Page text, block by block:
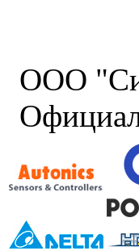
ООО